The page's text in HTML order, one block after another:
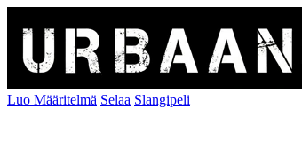
Luo Määritelmä Selaa Slangipeli